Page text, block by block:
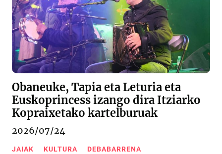
Obaneuke, Tapia eta Leturia eta
Euskoprincess izango dira Itziarko
Kopraixetako kartelburuak
2026/07/24
JAIAK KULTURA DEBABARRENA